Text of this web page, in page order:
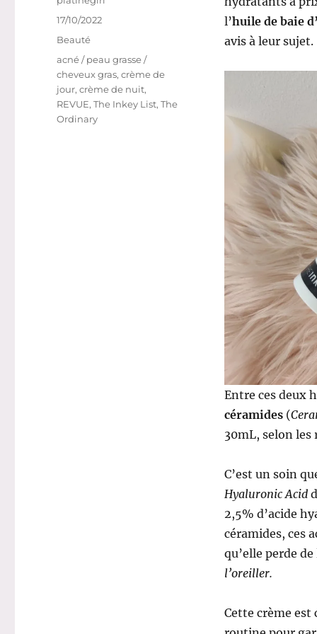
l’huile de baie
avis à leur sujet.
Entre ces deux
céramides(
30mL, selon les
C’est un soin
Hyaluronic Acid
2,5% d’acide
céramides, ces
qu’elle perde
l’oreiller.
Cette crème est
Publié
le
17/10/2022
Catégories
Beauté
Étiquettes
acné / peau grasse /
cheveux gras,crème de
jour,crème de nuit,
REVUE,The Inkey List,The
Ordinary